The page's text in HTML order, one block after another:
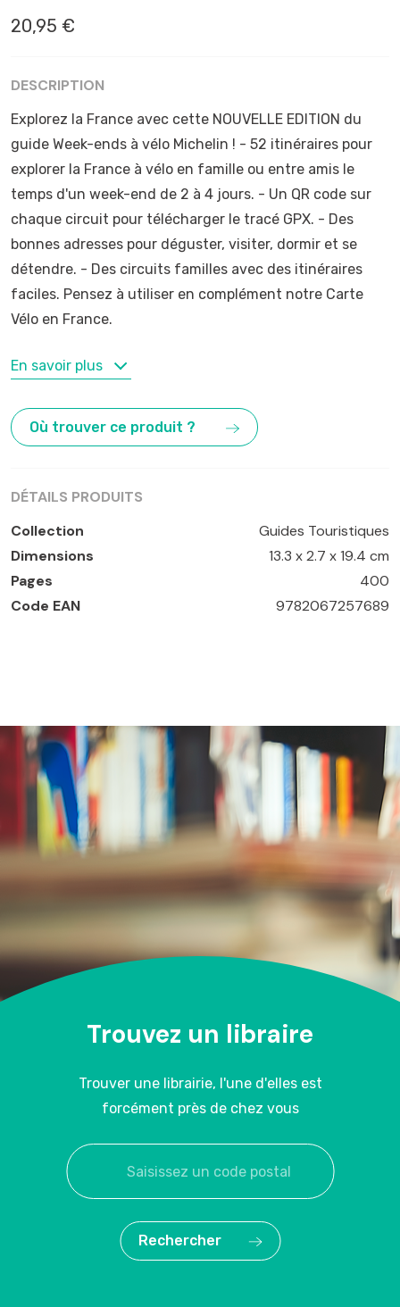
20,95 €
DESCRIPTION
Explorez la France avec cette NOUVELLE EDITION du
guide Week-ends à vélo Michelin ! - 52 itinéraires pour
explorer la France à vélo en famille ou entre amis le
temps d'un week-end de 2 à 4 jours. - Un QR code sur
chaque circuit pour télécharger le tracé GPX. - Des
bonnes adresses pour déguster, visiter, dormir et se
détendre. - Des circuits familles avec des itinéraires
faciles. Pensez à utiliser en complément notre Carte
Vélo en France.
MOTS-CLÉS
En savoir plus
Où trouver ce produit ?
DÉTAILS PRODUITS
Collection
Guides Touristiques
Dimensions
13.3 x 2.7 x 19.4 cm
Pages
400
Code EAN
9782067257689
Trouvez un libraire
Trouver une librairie, l'une d'elles est
forcément près de chez vous
Rechercher